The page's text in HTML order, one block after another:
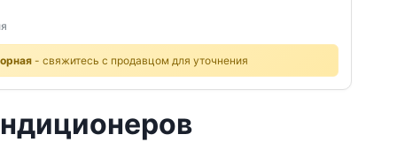
- свяжитесь с продавцом для уточнения